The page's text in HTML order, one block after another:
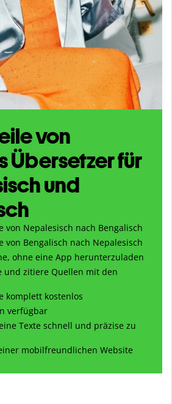
von
Übersetzer für
und
von Nepalesisch nach Bengalisch
von Bengalisch nach Nepalesisch
ohne eine App herunterzuladen
und zitiere Quellen mit den
komplett kostenlos
verfügbar
Texte schnell und präzise zu
mobilfreundlichen Website